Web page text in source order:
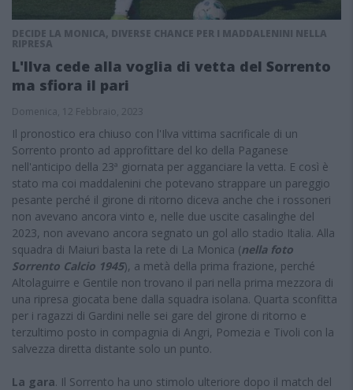
DECIDE LA MONICA, DIVERSE CHANCE PER I MADDALENINI NELLA
RIPRESA
L'Ilva cede alla voglia di vetta del Sorrento
ma sfiora il pari
Domenica, 12 Febbraio, 2023
Il pronostico era chiuso con l'Ilva vittima sacrificale di un
Sorrento pronto ad approfittare del ko della Paganese
nell'anticipo della 23ª giornata per agganciare la vetta. E così è
stato ma coi maddalenini che potevano strappare un pareggio
pesante perché il girone di ritorno diceva anche che i rossoneri
non avevano ancora vinto e, nelle due uscite casalinghe del
2023, non avevano ancora segnato un gol allo stadio Italia. Alla
squadra di Maiuri basta la rete di La Monica (nella foto
Sorrento Calcio 1945), a metà della prima frazione, perché
Altolaguirre e Gentile non trovano il pari nella prima mezzora di
una ripresa giocata bene dalla squadra isolana. Quarta sconfitta
per i ragazzi di Gardini nelle sei gare del girone di ritorno e
terzultimo posto in compagnia di Angri, Pomezia e Tivoli con la
salvezza diretta distante solo un punto.
La gara. Il Sorrento ha uno stimolo ulteriore dopo il match del